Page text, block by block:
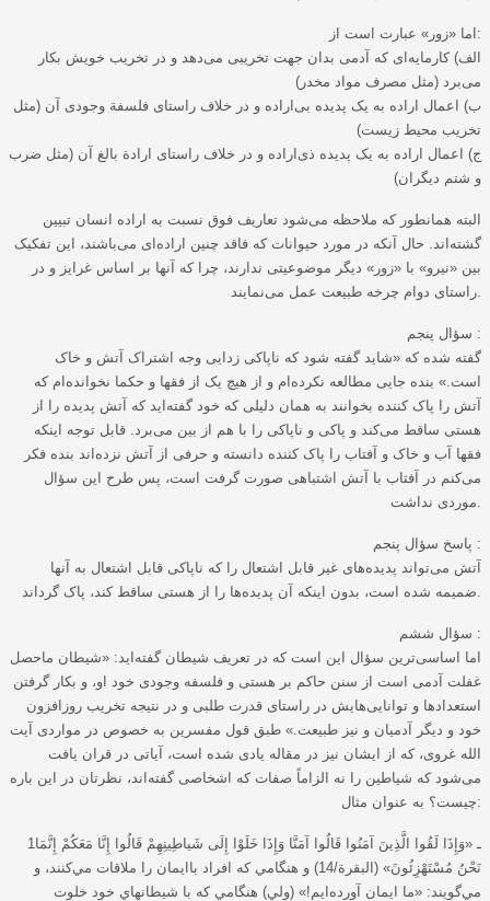
اما «زور» عبارت است از:
الف) کارمایه‌ای که آدمی بدان جهت تخریبی می‌دهد و در تخریب خویش بکار
می‌برد (مثل مصرف مواد مخدر)
ب) اعمال اراده به یک پدیده بی‌اراده و در خلاف راستای فلسفة وجودی آن (مثل
تخریب محیط زیست)
ج) اعمال اراده به یک پدیده ذی‌‌اراده و در خلاف راستای ارادة بالغ آن (مثل ضرب
و شتم دیگران)
البته همانطور که ملاحظه می‌شود تعاریف فوق نسبت به اراده انسان تبیین
گشته‌اند. حال آنکه در مورد حیوانات که فاقد چنین اراده‌ای می‌باشند، این تفکیک
بین «نیرو» با «زور» دیگر موضوعیتی ندارند، چرا که آنها بر اساس غرایز و در
سؤال پنجم :
گفته شده که «شاید گفته شود که ناپاکی زدایی وجه اشتراک آتش و خاک
است.» بنده جایی مطالعه نکرده‌ام و از هیچ یک از فقها و حکما نخوانده‌ام که
آتش را پاک کننده بخوانند به همان دلیلی که خود گفته‌اید که آتش پدیده را از
هستی ساقط می‌کند و پاکی و ناپاکی را با هم از بین می‌برد. قابل توجه اینکه
فقها آب و خاک و آفتاب را پاک کننده دانسته و حرفی از آتش نزده‌اند بنده فکر
می‌کنم در آفتاب با آتش اشتباهی صورت گرفت است، پس طرح این سؤال
پاسخ سؤال پنجم :
آتش می‌تواند پدیده‌های غیر قابل اشتعال را که ناپاکی قابل اشتعال به آنها
سؤال ششم :
اما اساسی‌ترین سؤال این است که در تعریف شیطان گفته‌اید: «شیطان ماحصل
غفلت آدمی است از سنن حاکم بر هستی و فلسفه وجودی خود او، و بکار گرفتن
استعدادها و توانایی‌هایش در راستای قدرت طلبی و در نتیجه تخریب روزافزون
خود و دیگر آدمیان و نیز طبیعت.» طبق قول مفسرین به خصوص در مواردی آیت
الله غروی، که از ایشان نیز در مقاله یادی شده است، آیاتی در قران یافت
می‌شود که شیاطین را نه الزاماً صفات که اشخاصی گفته‌اند، نظرتان در این باره
چیست؟ به عنوان مثال:
1ـ «وَإِذَا لَقُوا الَّذِينَ آمَنُوا قَالُوا آمَنَّا وَإِذَا خَلَوْا إِلَى شَياطِينِهِمْ قَالُوا إِنَّا مَعَكُمْ إِنَّمَا
نَحْنُ مُسْتَهْزِئُونَ» (البقرة/14) و هنگامي که افراد باايمان را ملاقات مي‌کنند، و
مي‌گويند: «ما ايمان آورده‌ايم!» (ولي) هنگامي که با شيطانهاي خود خلوت